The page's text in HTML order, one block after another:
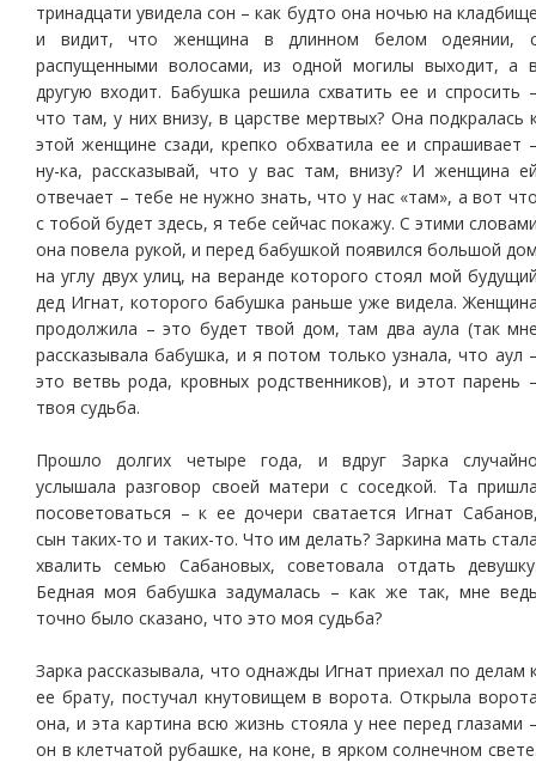
тринадцати увидела сон – как будто она ночью на
и видит, что женщина в длинном белом одеянии,
распущенными волосами, из одной могилы выходит, а
другую входит. Бабушка решила схватить ее и спросить
что там, у них внизу, в царстве мертвых? Она подкралась
этой женщине сзади, крепко обхватила ее и спрашивает
ну-ка, рассказывай, что у вас там, внизу? И женщина
отвечает – тебе не нужно знать, что у нас «там», а вот
с тобой будет здесь, я тебе сейчас покажу. С этими
она повела рукой, и перед бабушкой появился большой
на углу двух улиц, на веранде которого стоял мой
дед Игнат, которого бабушка раньше уже видела.
продолжила – это будет твой дом, там два аула (так
рассказывала бабушка, и я потом только узнала, что аул
это ветвь рода, кровных родственников), и этот парень
твоя судьба.
Прошло долгих четыре года, и вдруг Зарка
услышала разговор своей матери с соседкой. Та
посоветоваться – к ее дочери сватается Игнат
сын таких-то и таких-то. Что им делать? Заркина мать
хвалить семью Сабановых, советовала отдать
Бедная моя бабушка задумалась – как же так, мне
точно было сказано, что это моя судьба?
Зарка рассказывала, что однажды Игнат приехал по делам
ее брату, постучал кнутовищем в ворота. Открыла
она, и эта картина всю жизнь стояла у нее перед глазами
он в клетчатой рубашке, на коне, в ярком солнечном